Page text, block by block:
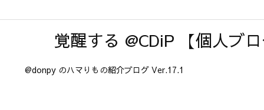
覚醒する @CDiP 【個人ブ
@donpy のハマりもの紹介ブログ Ver.17.1